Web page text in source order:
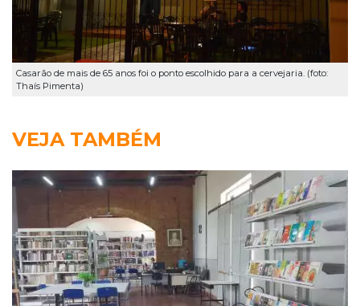
Casarão de mais de 65 anos foi o ponto escolhido para a cervejaria. (foto:
Thaís Pimenta)
VEJA TAMBÉM